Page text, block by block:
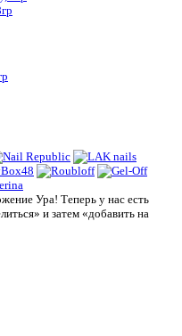
Ура! Теперь у нас есть
и затем «добавить на